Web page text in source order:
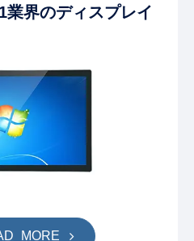
業界のディスプレイ